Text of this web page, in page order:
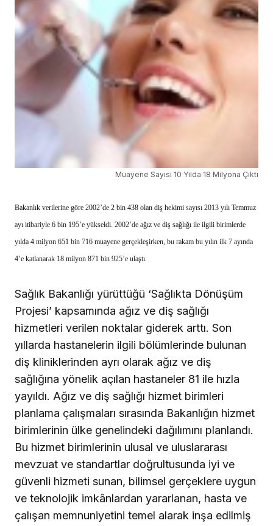
Muayene Sayısı 10 Yılda 18 Milyona Çıktı
Bakanlık verilerine göre 2002’de 2 bin 438 olan diş hekimi sayısı 2013 yılı Temmuz
ayı itibariyle 6 bin 195’e yükseldi. 2002’de ağız ve diş sağlığı ile ilgili birimlerde
yılda 4 milyon 651 bin 716 muayene gerçekleşirken, bu rakam bu yılın ilk 7 ayında
4’e katlanarak 18 milyon 871 bin 925’e ulaştı.
Sağlık Bakanlığı yürüttüğü ‘Sağlıkta Dönüşüm
Projesi’ kapsamında ağız ve diş sağlığı
hizmetleri verilen noktalar giderek arttı. Son
yıllarda hastanelerin ilgili bölümlerinde bulunan
diş kliniklerinden ayrı olarak ağız ve diş
sağlığına yönelik açılan hastaneler 81 ile hızla
yayıldı. Ağız ve diş sağlığı hizmet birimleri
planlama çalışmaları sırasında Bakanlığın hizmet
birimlerinin ülke genelindeki dağılımını planlandı.
Bu hizmet birimlerinin ulusal ve uluslararası
mevzuat ve standartlar doğrultusunda iyi ve
güvenli hizmeti sunan, bilimsel gerçeklere uygun
ve teknolojik imkânlardan yararlanan, hasta ve
çalışan memnuniyetini temel alarak inşa edilmiş